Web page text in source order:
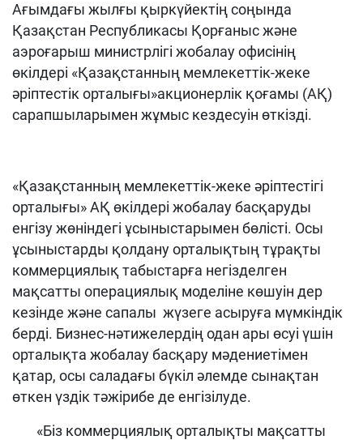
Ағымдағы жылғы қыркүйектің соңында
Қазақстан Республикасы Қорғаныс және
аэроғарыш министрлігі жобалау офисінің
өкілдері «Қазақстанның мемлекеттік-жеке
әріптестік орталығы»акционерлік қоғамы (АҚ)
сарапшыларымен жұмыс кездесуін өткізді.
«Қазақстанның мемлекеттік-жеке әріптестігі
орталығы» АҚ өкілдері жобалау басқаруды
енгізу жөніндегі ұсыныстарымен бөлісті. Осы
ұсыныстарды қолдану орталықтың тұрақты
коммерциялық табыстарға негізделген
мақсатты операциялық моделіне көшуін дер
кезінде және сапалы жүзеге асыруға мүмкіндік
берді. Бизнес-нәтижелердің одан ары өсуі үшін
орталықта жобалау басқару мәдениетімен
қатар, осы саладағы бүкіл әлемде сынақтан
өткен үздік тәжірибе де енгізілуде.
«Біз коммерциялық орталықты мақсатты